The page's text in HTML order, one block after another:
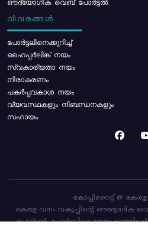
ഔദ്യോഗിക വെബ് പോർട്ടൽ
വിവരങ്ങൾ
പോര്‍ട്ടലിനെക്കുറിച്ച്
ഹൈപ്പർലിങ്ക് നയം
സ്വകാര്യതാ നയം
നിരാകരണം
പകർപ്പവകാശ നയം
വ്യവസ്ഥകളും നിബന്ധനകളും
സഹായം
കോപ്പിറൈറ്റ് @
കേരള വനം വകുപ്പിന്റെ ഔദ്യോഗിക
പോർട്ടൽ. പോർട്ടലിലെ